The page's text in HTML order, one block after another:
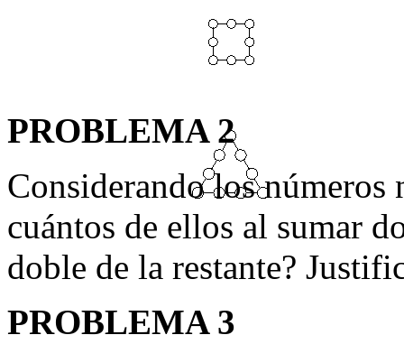
PROBLEMA 2
Considerando los números
cuántos de ellos al sumar
doble de la restante?
PROBLEMA 3